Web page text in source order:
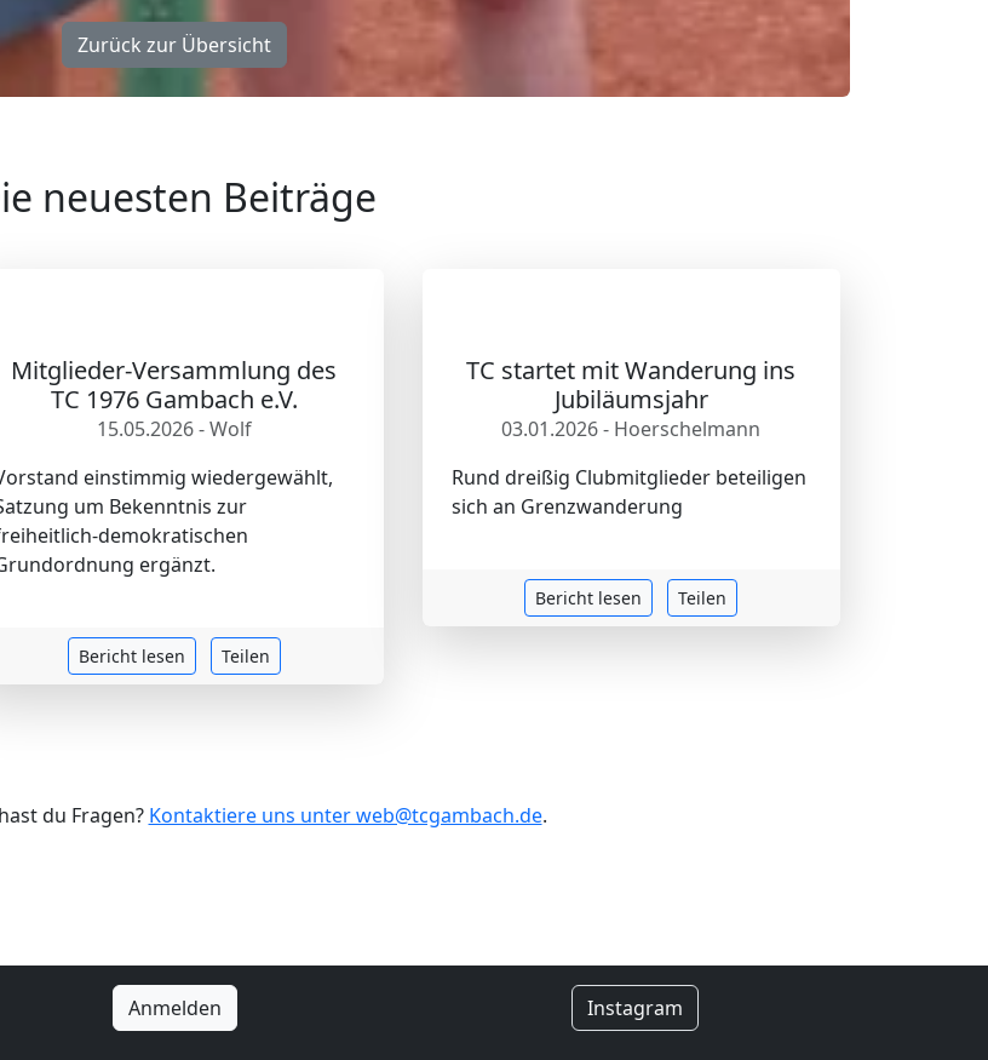
Zurück zur Übersicht
neuesten Beiträge
Mitglieder-Versammlung des
TC 1976 Gambach e.V.
15.05.2026 - Wolf
einstimmig wiedergewählt,
um Bekenntnis zur
demokratischen
ergänzt.
Bericht lesen Teilen
TC startet mit Wanderung ins
Jubiläumsjahr
03.01.2026 - Hoerschelmann
Rund dreißig Clubmitglieder beteiligen
sich an Grenzwanderung
Bericht lesen Teilen
du Fragen? Kontaktiere uns unter web@tcgambach.de.
Anmelden Instagram